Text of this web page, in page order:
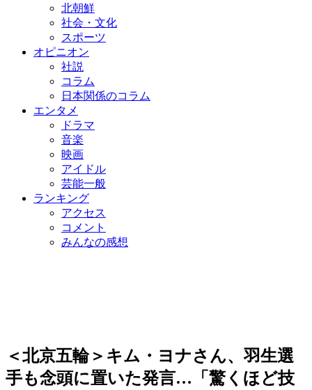
北朝鮮
社会・文化
スポーツ
オピニオン
社説
コラム
日本関係のコラム
エンタメ
ドラマ
音楽
映画
アイドル
芸能一般
ランキング
アクセス
コメント
みんなの感想
＜北京五輪＞キム・ヨナさん、羽生選
手も念頭に置いた発言…「驚くほど技